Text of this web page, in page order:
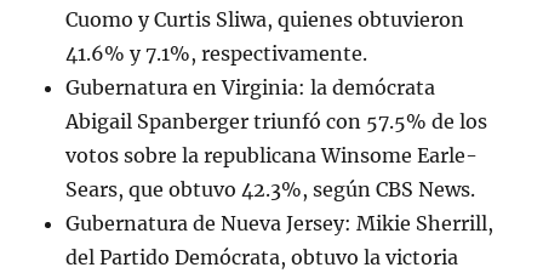
Cuomo y Curtis Sliwa, quienes obtuvieron
41.6% y 7.1%, respectivamente.
Gubernatura en Virginia: la demócrata
Abigail Spanberger triunfó con 57.5% de los
votos sobre la republicana Winsome Earle-
Sears, que obtuvo 42.3%, según CBS News.
Gubernatura de Nueva Jersey: Mikie Sherrill,
del Partido Demócrata, obtuvo la victoria